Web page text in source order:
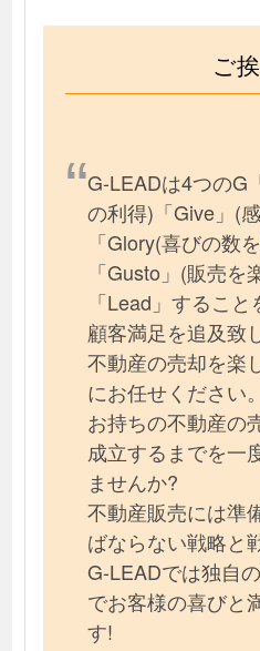
ご
G-LEADは4つのG
の利得)「Give」(
「Glory(喜びの数
「Gusto」(販売を
「Lead」するこ
顧客満足を追及致
不動産の売却を楽
にお任せください。
お持ちの不動産の
成立するまでを一
ませんか?
不動産販売には準
ばならない戦略と
G-LEADでは独自
でお客様の喜びと
す!